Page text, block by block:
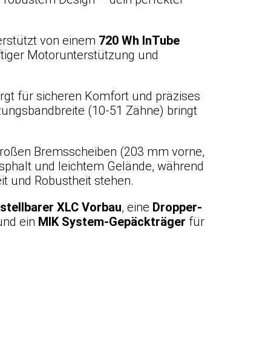
von einem 720 Wh InTube
Motorunterstützung und
für sicheren Komfort und präzises
(10-51 Zähne) bringt
Bremsscheiben (203 mm vorne,
und leichtem Gelände, während
und Robustheit stehen.
XLC Vorbau, eine Dropper-
ein MIK System-Gepäckträger für